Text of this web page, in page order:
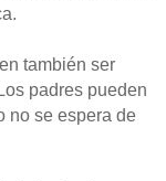
también ser
padres pueden
no se espera de